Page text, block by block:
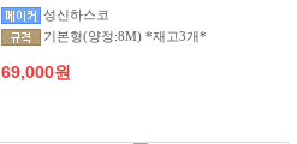
성신하스코
기본형(양정:8M) *재고3개*
69,000원